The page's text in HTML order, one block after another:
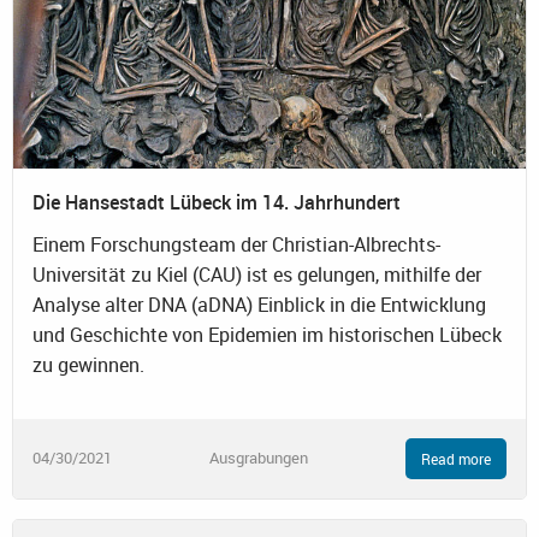
Die Hansestadt Lübeck im 14. Jahrhundert
Einem Forschungsteam der Christian-Albrechts-
Universität zu Kiel (CAU) ist es gelungen, mithilfe der
Analyse alter DNA (aDNA) Einblick in die Entwicklung
und Geschichte von Epidemien im historischen Lübeck
zu gewinnen.
04/30/2021 Ausgrabungen Read more